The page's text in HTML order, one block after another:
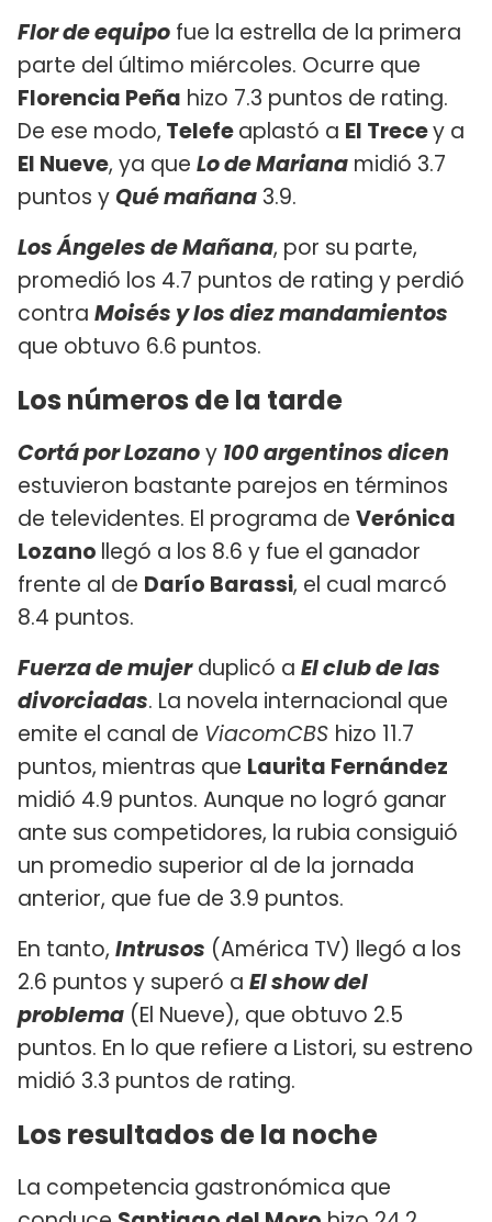
Flor de equipo fue la estrella de la primera
parte del último miércoles. Ocurre que
Florencia Peña hizo 7.3 puntos de rating.
De ese modo, Telefeaplastó a El Trecey a
El Nueve, ya que Lo de Mariana midió 3.7
puntos y Qué mañana 3.9.
Los Ángeles de Mañana, por su parte,
promedió los 4.7 puntos de rating y perdió
contra Moisés y los diez mandamientos
que obtuvo 6.6 puntos.
Los números de la tarde
Cortá por Lozanoy 100 argentinos dicen
estuvieron bastante parejos en términos
de televidentes. El programa de Verónica
Lozano llegó a los 8.6 y fue el ganador
frente al de Darío Barassi, el cual marcó
8.4 puntos.
Fuerza de mujerduplicó a El club de las
divorciadas. La novela internacional que
emite el canal de ViacomCBS hizo 11.7
puntos, mientras que Laurita Fernández
midió 4.9 puntos. Aunque no logró ganar
ante sus competidores, la rubia consiguió
un promedio superior al de la jornada
anterior, que fue de 3.9 puntos.
En tanto, Intrusos (América TV) llegó a los
2.6 puntos y superó a El show del
problema (El Nueve), que obtuvo 2.5
puntos. En lo que refiere a Listori, su estreno
midió 3.3 puntos de rating.
Los resultados de la noche
La competencia gastronómica que